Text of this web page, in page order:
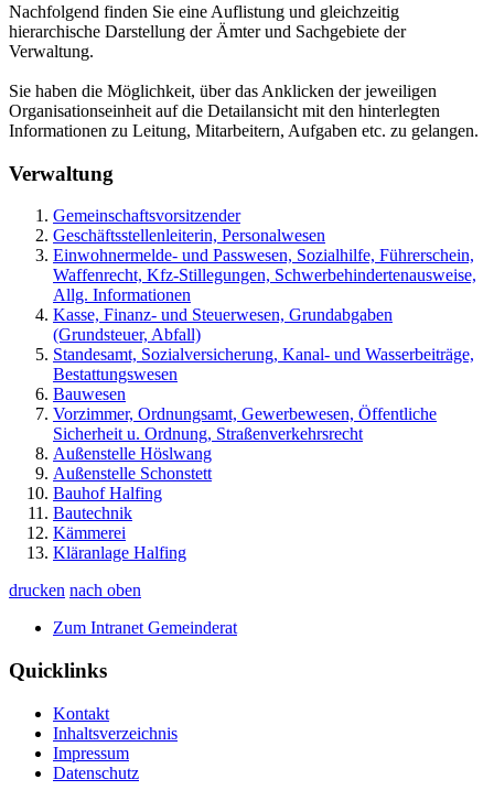
Nachfolgend finden Sie eine Auflistung und gleichzeitig
hierarchische Darstellung der Ämter und Sachgebiete der
Verwaltung.
Sie haben die Möglichkeit, über das Anklicken der jeweiligen
Organisationseinheit auf die Detailansicht mit den hinterlegten
Informationen zu Leitung, Mitarbeitern, Aufgaben etc. zu gelangen.
Verwaltung
Gemeinschaftsvorsitzender
Geschäftsstellenleiterin, Personalwesen
Einwohnermelde- und Passwesen, Sozialhilfe, Führerschein,
Waffenrecht, Kfz-Stillegungen, Schwerbehindertenausweise,
Allg. Informationen
Kasse, Finanz- und Steuerwesen, Grundabgaben
(Grundsteuer, Abfall)
Standesamt, Sozialversicherung, Kanal- und Wasserbeiträge,
Bestattungswesen
Bauwesen
Vorzimmer, Ordnungsamt, Gewerbewesen, Öffentliche
Sicherheit u. Ordnung, Straßenverkehrsrecht
Außenstelle Höslwang
Außenstelle Schonstett
Bauhof Halfing
Bautechnik
Kämmerei
Kläranlage Halfing
drucken nach oben
Zum Intranet Gemeinderat
Quicklinks
Kontakt
Inhaltsverzeichnis
Impressum
Datenschutz